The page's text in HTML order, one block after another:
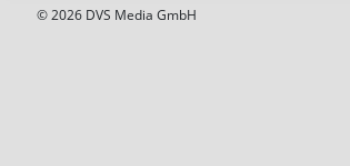
© 2026 DVS Media GmbH